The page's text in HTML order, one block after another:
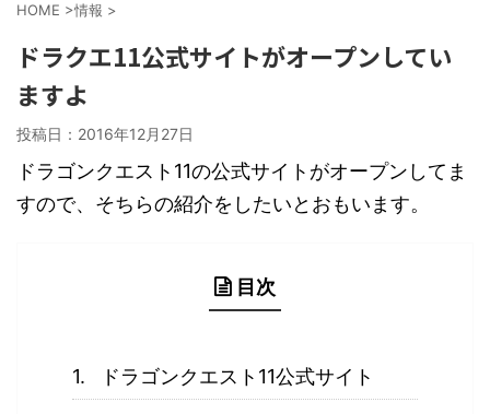
HOME >情報 >
ドラクエ11公式サイトがオープンしてい
ますよ
投稿日： 2016年12月27日
ドラゴンクエスト11の公式サイトがオープンしてま
すので、そちらの紹介をしたいとおもいます。
目次
ドラゴンクエスト11公式サイト